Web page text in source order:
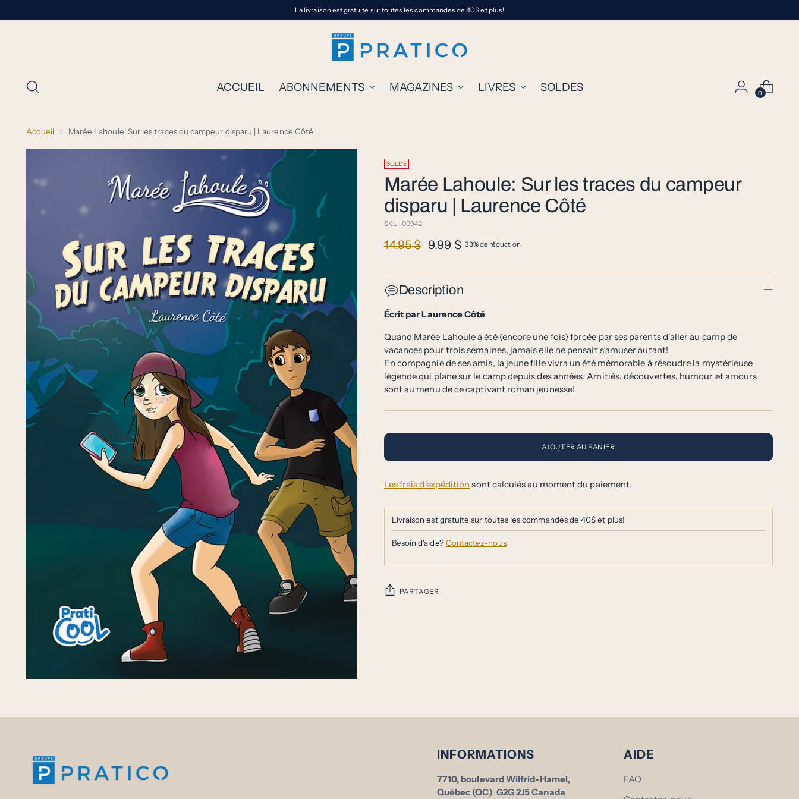
ACCUEIL ABONNEMENTS MAGAZINES LIVRES SOLDES 0
La livraison est gratuite sur toutes les commandes de 40$ et plus!
Accueil Marée Lahoule: Sur les traces du campeur disparu | Laurence Côté
SOLDE
Marée Lahoule: Sur les traces du campeur
disparu | Laurence Côté
SKU : 00942
Prix
14.95 $ 9.99 $ 33% de réduction
Description
Écrit par Laurence Côté
Quand Marée Lahoule a été (encore une fois) forcée par ses parents d’aller au camp de
vacances pour trois semaines, jamais elle ne pensait s’amuser autant!
En compagnie de ses amis, la jeune fille vivra un été mémorable à résoudre la mystérieuse
légende qui plane sur le camp depuis des années. Amitiés, découvertes, humour et amours
sont au menu de ce captivant roman jeunesse!
AJOUTER AU PANIER
Les frais d'expédition sont calculés au moment du paiement.
Livraison est gratuite sur toutes les commandes de 40$ et plus!
Besoin d'aide?Contactez-nous
PARTAGER
INFORMATIONS
7710, boulevard Wilfrid-Hamel,
Québec (QC) G2G 2J5 Canada
AIDE
FAQ